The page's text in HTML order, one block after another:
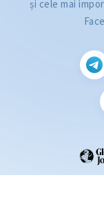
și cele mai